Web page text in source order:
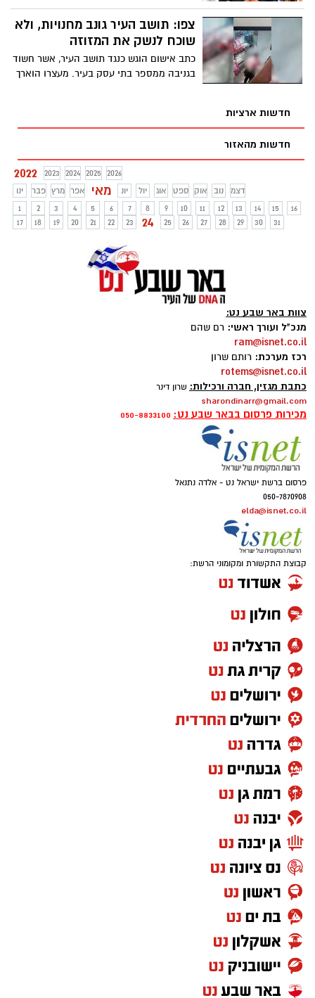
בתגובה לאירועי אמש, סגן ראש עיריית רהט
עטא אבו מדיעם שלח מכתב לנשיא
אוניברסיטת בן גוריון פרופסור דניאל
חיימוביץ' ותוקף את דבריו של רוביק:
"האופנה היום היא הסתה נגד ערבים".
צפו: תושב העיר גונב מחנויות, ולא
שוכח לנשק את המזוזה
כתב אישום הוגש כנגד תושב העיר, אשר חשוד
בגניבה ממספר בתי עסק בעיר. מעצרו הוארך
חדשות ארציות
חדשות מהאזור
2022 2023 2024 2025
2026
ינו
פבר מרץ אפר מאי יונ יול אוג ספט אוק נוב
דצמ
1
2 3 4 5 6 7 8 9 10 11 12 13 14 15
16
17
18 19 20 21 22 23 24 25 26 27 28 29 30 31
צוות באר שבע נט:
מנכ"ל ועורך ראשי: רם שהם
ram@isnet.co.il
רכז מערכת: רותם שרון
rotems@isnet.co.il
כתבת מגזין, חברה ורכילות: שרון דינר
sharondinarr@gmail.com
מכירות פרסום בבאר שבע נט: 050-8833100
פרסום ברשת ישראל נט - אלדה נתנאל
050-7870908
elda@isnet.co.il
קבוצת התקשורת ומקומוני הרשת: